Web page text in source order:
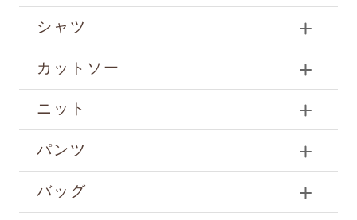
シャツ
カットソー
ニット
パンツ
バッグ